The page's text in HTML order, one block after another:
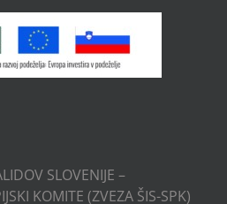
SLOVENIJE –
KOMITE (ZVEZA ŠIS-SPK)